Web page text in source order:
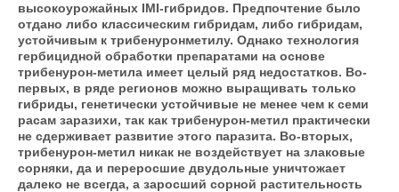
высокоурожайных IMI-гибридов. Предпочтение было
отдано либо классическим гибридам, либо гибридам,
устойчивым к трибенуронметилу. Однако технология
гербицидной обработки препаратами на основе
трибенурон-метила имеет целый ряд недостатков. Во-
первых, в ряде регионов можно выращивать только
гибриды, генетически устойчивые не менее чем к семи
расам заразихи, так как трибенурон-метил практически
не сдерживает развитие этого паразита. Во-вторых,
трибенурон-метил никак не воздействует на злаковые
сорняки, да и переросшие двудольные уничтожает
далеко не всегда, а заросший сорной растительность